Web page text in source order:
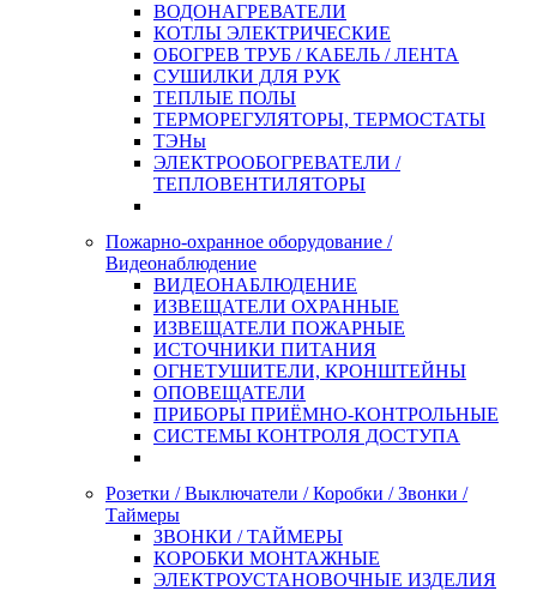
ВОДОНАГРЕВАТЕЛИ
КОТЛЫ ЭЛЕКТРИЧЕСКИЕ
ОБОГРЕВ ТРУБ / КАБЕЛЬ / ЛЕНТА
СУШИЛКИ ДЛЯ РУК
ТЕПЛЫЕ ПОЛЫ
ТЕРМОРЕГУЛЯТОРЫ, ТЕРМОСТАТЫ
ТЭНы
ЭЛЕКТРООБОГРЕВАТЕЛИ /
ТЕПЛОВЕНТИЛЯТОРЫ
Пожарно-охранное оборудование /
Видеонаблюдение
ВИДЕОНАБЛЮДЕНИЕ
ИЗВЕЩАТЕЛИ ОХРАННЫЕ
ИЗВЕЩАТЕЛИ ПОЖАРНЫЕ
ИСТОЧНИКИ ПИТАНИЯ
ОГНЕТУШИТЕЛИ, КРОНШТЕЙНЫ
ОПОВЕЩАТЕЛИ
ПРИБОРЫ ПРИЁМНО-КОНТРОЛЬНЫЕ
СИСТЕМЫ КОНТРОЛЯ ДОСТУПА
Розетки / Выключатели / Коробки / Звонки /
Таймеры
ЗВОНКИ / ТАЙМЕРЫ
КОРОБКИ МОНТАЖНЫЕ
ЭЛЕКТРОУСТАНОВОЧНЫЕ ИЗДЕЛИЯ